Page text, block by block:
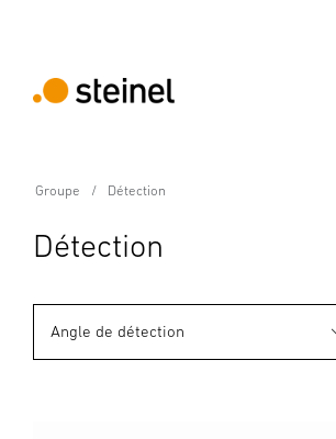
Groupe Détection
Détection
Angle de détection